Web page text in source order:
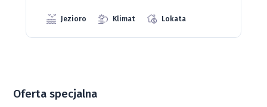
Oferta specjalna